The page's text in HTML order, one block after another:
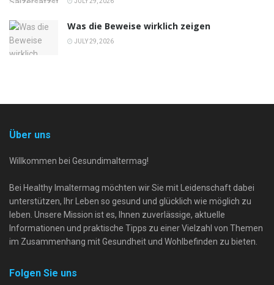
Was die Beweise wirklich zeigen
JULY 29, 2026
Über uns
Willkommen bei Gesundimaltermag!
Bei Healthy Imaltermag möchten wir Sie mit Leidenschaft dabei
unterstützen, Ihr Leben so gesund und glücklich wie möglich zu
leben. Unsere Mission ist es, Ihnen zuverlässige, aktuelle
Informationen und praktische Tipps zu einer Vielzahl von Themen
im Zusammenhang mit Gesundheit und Wohlbefinden zu bieten.
Folgen Sie uns